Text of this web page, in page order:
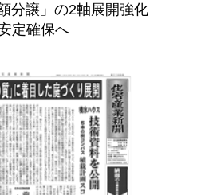
分譲」の2軸展開強化
定確保へ